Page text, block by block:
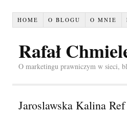
HOME O BLOGU O MNIE
Rafał
O marketingu prawniczym w sieci,
Jaroslawska Kalina Ref